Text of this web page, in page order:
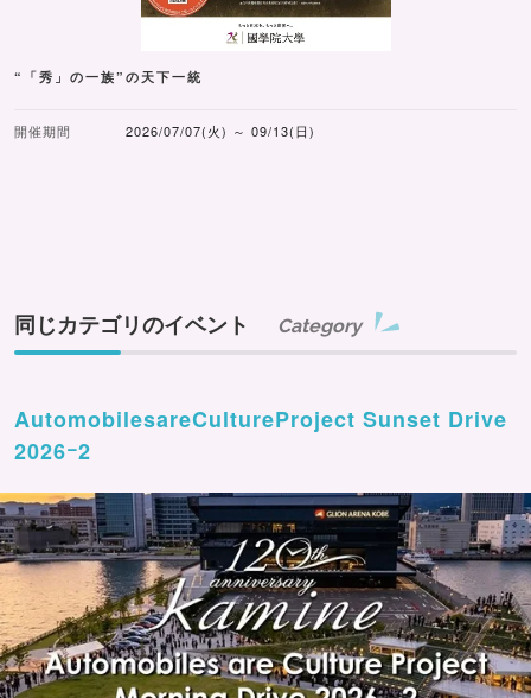
“「秀」の一族”の天下一統
開催期間 2026/07/07(火) ～ 09/13(日)
同じカテゴリのイベント Category
AutomobilesareCultureProject Sunset Drive
2026ｰ2